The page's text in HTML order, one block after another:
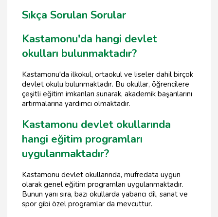
Sıkça Sorulan Sorular
Kastamonu'da hangi devlet
okulları bulunmaktadır?
Kastamonu'da ilkokul, ortaokul ve liseler dahil birçok
devlet okulu bulunmaktadır. Bu okullar, öğrencilere
çeşitli eğitim imkanları sunarak, akademik başarılarını
artırmalarına yardımcı olmaktadır.
Kastamonu devlet okullarında
hangi eğitim programları
uygulanmaktadır?
Kastamonu devlet okullarında, müfredata uygun
olarak genel eğitim programları uygulanmaktadır.
Bunun yanı sıra, bazı okullarda yabancı dil, sanat ve
spor gibi özel programlar da mevcuttur.